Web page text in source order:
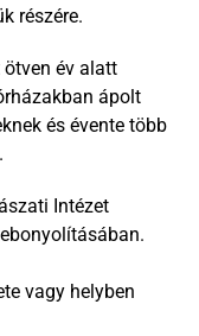
részére.
év alatt
ápolt
és évente több
Intézet
vagy helyben